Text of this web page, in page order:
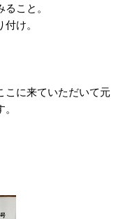
こと。
け。
こに来ていただいて元